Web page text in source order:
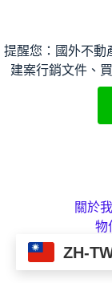
提醒您：國外不動
建案行銷文件、
關於
物
房地王版權所
ZH-